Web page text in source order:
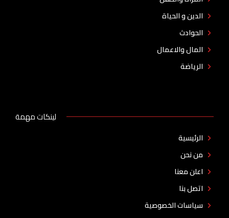
الدين و الحياة
الحوادث
المال والاعمال
الرياضة
لينكات مهمة
الرئيسية
من نحن
اعلن معنا
اتصل بنا
سياسات الخصوصية